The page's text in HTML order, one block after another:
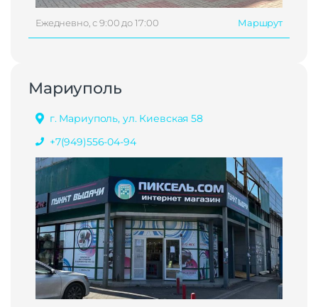
Ежедневно, с 9:00 до 17:00 Маршрут
Мариуполь
г. Мариуполь, ул. Киевская 58
+7(949)556-04-94